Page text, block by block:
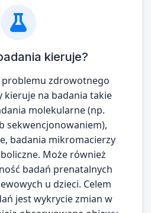
kieruje?
problemu zdrowotnego
kieruje na badania takie
molekularne (np.
sekwencjonowaniem),
badania mikromacierzy
Może również
badań prenatalnych
u dzieci. Celem
jest wykrycie zmian w